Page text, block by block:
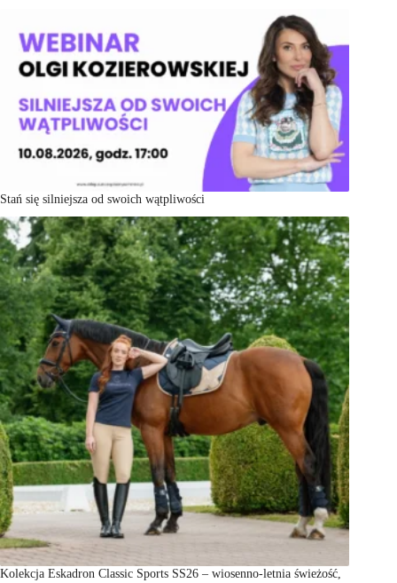
Stań się silniejsza od swoich wątpliwości
Kolekcja Eskadron Classic Sports SS26 – wiosenno-letnia świeżość,